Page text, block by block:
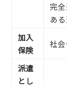
完
あ
加入
保険
社
派遣
とし